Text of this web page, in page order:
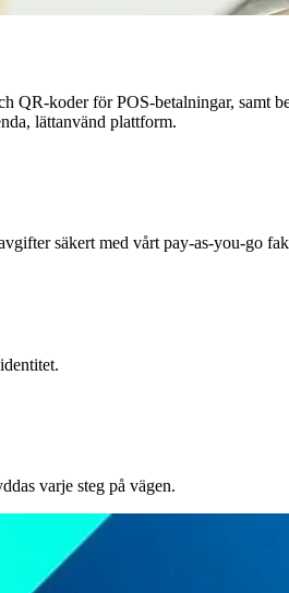
QR-koder för POS-betalningar, samt
lättanvänd plattform.
säkert med vårt pay-as-you-go
varje steg på vägen.